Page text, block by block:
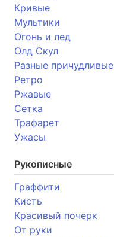
Кривые
Мультики
Огонь и лед
Олд Скул
Разные причудливые
Ретро
Ржавые
Сетка
Трафарет
Ужасы
Рукописные
Граффити
Кисть
Красивый почерк
От руки